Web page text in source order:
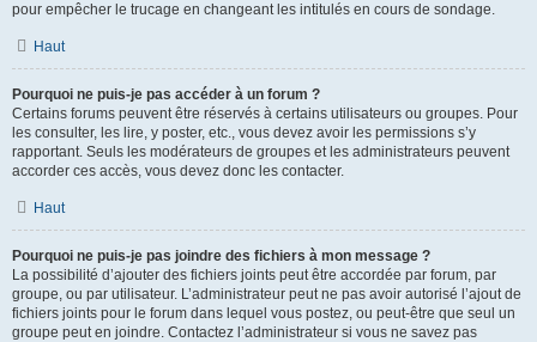
pour empêcher le trucage en changeant les intitulés en cours de sondage.
Haut
Pourquoi ne puis-je pas accéder à un forum ?
Certains forums peuvent être réservés à certains utilisateurs ou groupes. Pour
les consulter, les lire, y poster, etc., vous devez avoir les permissions s’y
rapportant. Seuls les modérateurs de groupes et les administrateurs peuvent
accorder ces accès, vous devez donc les contacter.
Haut
Pourquoi ne puis-je pas joindre des fichiers à mon message ?
La possibilité d’ajouter des fichiers joints peut être accordée par forum, par
groupe, ou par utilisateur. L’administrateur peut ne pas avoir autorisé l’ajout de
fichiers joints pour le forum dans lequel vous postez, ou peut-être que seul un
groupe peut en joindre. Contactez l’administrateur si vous ne savez pas